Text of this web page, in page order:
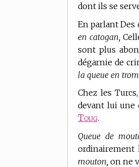
dont ils se
En parlant Des
en catogan,
sont plus
dégarnie de
la queue en
Chez les
devant lui une
Toug.
Queue de
mouton, on ne